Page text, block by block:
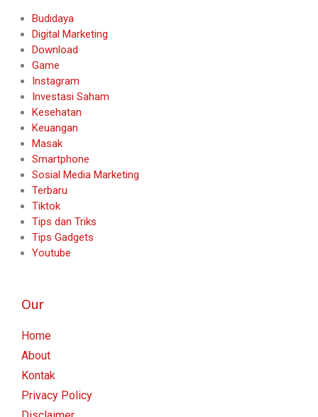
Budidaya
Digital Marketing
Download
Game
Instagram
Investasi Saham
Kesehatan
Keuangan
Masak
Smartphone
Sosial Media Marketing
Terbaru
Tiktok
Tips dan Triks
Tips Gadgets
Youtube
Our
Home
About
Kontak
Privacy Policy